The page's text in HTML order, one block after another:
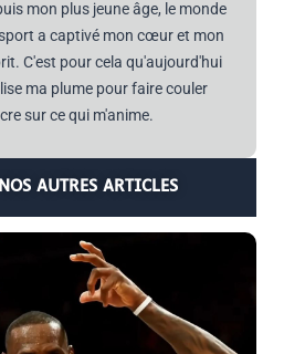
mon plus jeune âge, le monde
a captivé mon cœur et mon
C'est pour cela qu'aujourd'hui
ma plume pour faire couler
sur ce qui m'anime.
AUTRES ARTICLES